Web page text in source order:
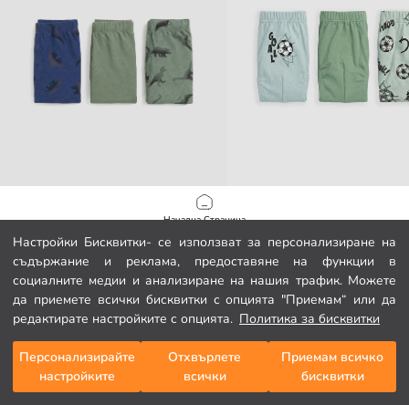
Настройки Бисквитки- се използват за персонализиране на
съдържание и реклама, предоставяне на функции в
социалните медии и анализиране на нашия трафик. Можете
да приемете всички бисквитки с опцията "Приемам“ или да
редактирате настройките с опцията. Политика за бисквитки
Персонализирайте
настройките
Отхвърлете
всички
Приемам всичко
бисквитки
Начална Страница
Категории
Моята количка
Момчешки боксерки, 3 броя в опаковка
5.99 EUR
Отпечатани Момчешки Гащички 3
3.99 EUR